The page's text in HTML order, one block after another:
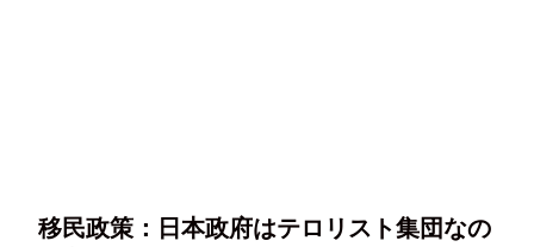
移民政策：日本政府はテロリスト集団なの